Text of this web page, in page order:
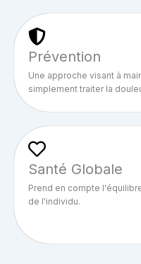
Prévention
Une approche visant à
simplement traiter la
Santé Globale
Prend en compte
de l'individu.